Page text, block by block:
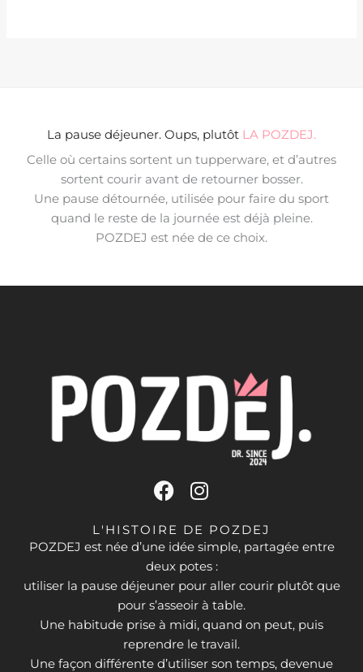
La pause déjeuner. Oups, plutôt LA POZDEJ.
Celle où certains sortent un tupperware, et d’autres
sortent courir avant de retourner bosser.
Une pause détournée, utilisée pour faire du sport
quand le reste de la journée est déjà pleine.
POZDEJ est née de ce choix.
F
c
e
b
o
o
k
I
s
t
a
g
r
a
m
L'HISTOIRE DE POZDEJ
POZDEJ est née d’une idée simple, partagée entre
deux potes :
utiliser la pause déjeuner pour aller courir plutôt que
pour s’asseoir à table.
Une habitude prise à midi, quand on peut, puis
reprendre le travail.
Une façon différente d’utiliser son temps, devenue